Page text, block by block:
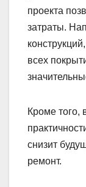
проекта
затраты.
всех
Кроме того,
снизит
ремонт.